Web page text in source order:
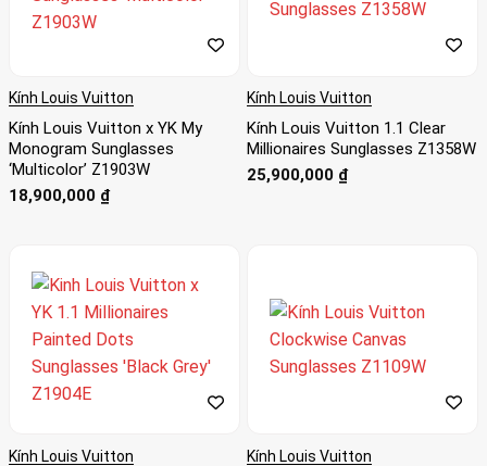
Kính Louis Vuitton
Kính Louis Vuitton x YK My
Monogram Sunglasses
‘Multicolor’ Z1903W
18,900,000 ₫
Kính Louis Vuitton
Kính Louis Vuitton 1.1 Clear
Millionaires Sunglasses Z1358W
25,900,000 ₫
Kính Louis Vuitton Kính Louis Vuitton